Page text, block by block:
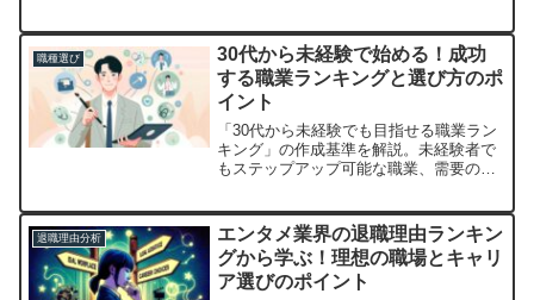
ギーレベルの考慮など、具体的なステッ
プを提供します。
職種選び
30代から未経験で始める！成功
する職業ランキングと選び方のポ
イント
「30代から未経験でも目指せる職業ラン
キング」の作成基準を解説。未経験者で
もステップアップ可能な職業、需要の高
重視。これらの観点から選ばれた職業選
びの参考にどうぞ。
退職理由分析
エンタメ業界の退職理由ランキン
グから学ぶ！理想の職場とキャリ
ア選びのポイント